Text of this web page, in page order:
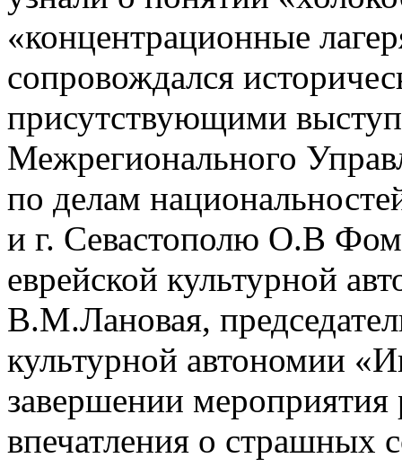
«концентрационные
сопровождался
присутствующими
Межрегионального
по делам
и г. Севастополю О.В
еврейской культурной
В.М.Лановая,
культурной автономии
завершении мероприятия
впечатления о страшных